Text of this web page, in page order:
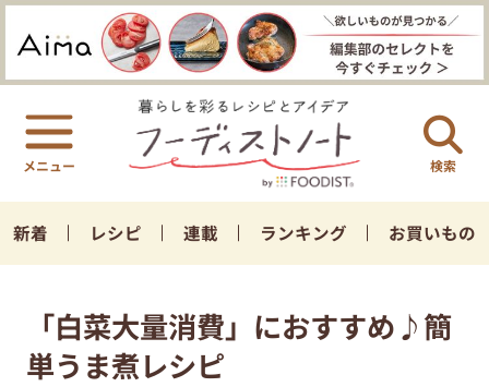
検索
新着 レシピ 連載 ランキング お買いもの
「白菜大量消費」におすすめ♪簡
単うま煮レシピ